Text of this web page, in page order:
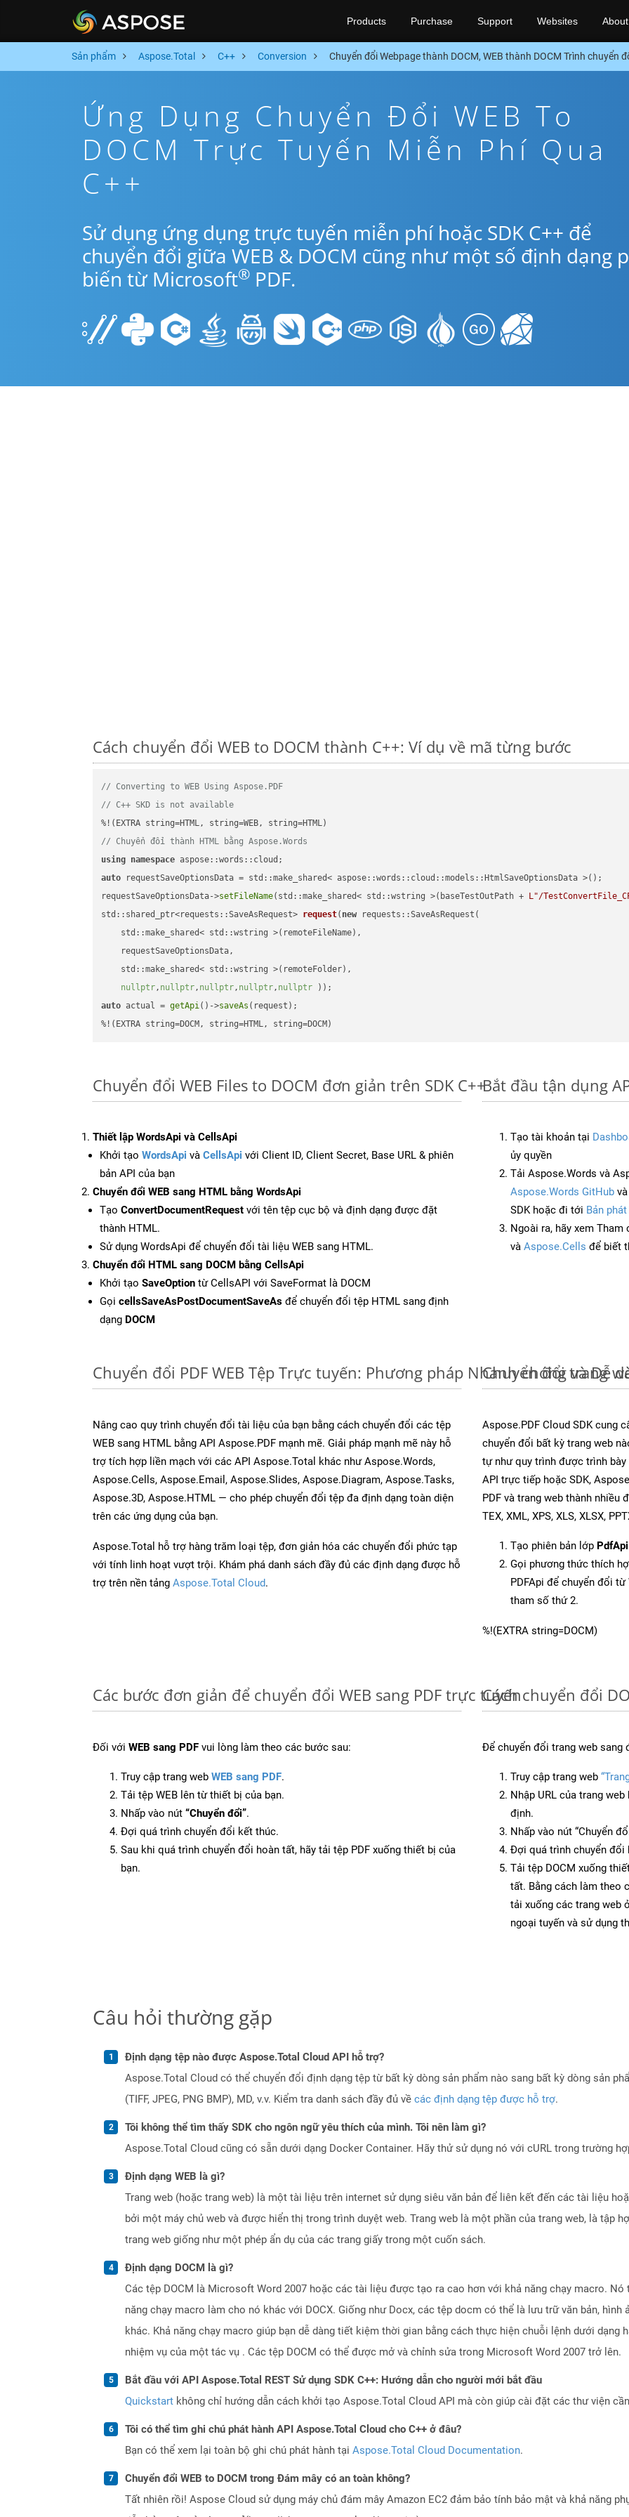
Products Purchase Support Websites About
Sản phẩm Aspose.Total C++ Conversion Chuyển đổi Webpage thành DOCM, WEB thành DOCM Trình chuyển
Ứng Dụng Chuyển Đổi WEB To
DOCM Trực Tuyến Miễn Phí Qua
C++
Sử dụng ứng dụng trực tuyến miễn phí hoặc SDK C++ để
chuyển đổi giữa WEB & DOCM cũng như một số định dạng
biến từ Microsoft® PDF.
Cách chuyển đổi WEB to DOCM thành C++: Ví dụ về mã từng bước
// Converting to WEB Using Aspose.PDF
// C++ SKD is not available
// Chuyển đổi thành HTML bằng Aspose.Words
using namespace
auto requestSaveOptionsData = std::make_shared< aspose::words::cloud::models::HtmlSaveOptionsData >();
requestSaveOptionsData->setFileName(std::make_shared< std::wstring >(baseTestOutPath + L"/
std::shared_ptr<requests::SaveAsRequest> request( new requests::SaveAsRequest(
    std::make_shared< std::wstring >(remoteFileName),
    requestSaveOptionsData,
    std::make_shared< std::wstring >(remoteFolder),
nullptr, nullptr, nullptr, nullptr, nullptr ))
auto actual = getApi()->saveAs (request);
%!(EXTRA string=DOCM, string=HTML, string=DOCM)
Chuyển đổi WEB Files to DOCM đơn giản trên SDK C++
Thiết lập WordsApi và CellsApi
Khởi tạo WordsApi và CellsApi với Client ID, Client Secret, Base URL & phiên
bản API của bạn
Chuyển đổi WEB sang HTML bằng WordsApi
Tạo ConvertDocumentRequest với tên tệp cục bộ và định dạng được đặt
thành HTML.
Sử dụng WordsApi để chuyển đổi tài liệu WEB sang HTML.
Chuyển đổi HTML sang DOCM bằng CellsApi
Khởi tạo SaveOption từ CellsAPI với SaveFormat là DOCM
Gọi cellsSaveAsPostDocumentSaveAs để chuyển đổi tệp HTML sang định
dạng DOCM
Bắt đầu tận dụng
Tạo tài khoản tại
ủy quyền
Tải Aspose.Words và
Aspose.Words GitHub và
SDK hoặc đi tới Bản
Ngoài ra, hãy xem Tham
và Aspose.Cells để biết
Chuyển đổi PDF WEB Tệp Trực tuyến: Phương pháp Nhanh chóng và Dễ
Nâng cao quy trình chuyển đổi tài liệu của bạn bằng cách chuyển đổi các tệp
WEB sang HTML bằng API Aspose.PDF mạnh mẽ. Giải pháp mạnh mẽ này hỗ
trợ tích hợp liền mạch với các API Aspose.Total khác như Aspose.Words,
Aspose.Cells, Aspose.Email, Aspose.Slides, Aspose.Diagram, Aspose.Tasks,
Aspose.3D, Aspose.HTML — cho phép chuyển đổi tệp đa định dạng toàn diện
trên các ứng dụng của bạn.
Aspose.Total hỗ trợ hàng trăm loại tệp, đơn giản hóa các chuyển đổi phức tạp
với tính linh hoạt vượt trội. Khám phá danh sách đầy đủ các định dạng được hỗ
trợ trên nền tảng Aspose.Total Cloud.
Chuyển đổi trang
Aspose.PDF Cloud SDK cung
chuyển đổi bất kỳ trang web
tự như quy trình được trình bày
API trực tiếp hoặc SDK,
PDF và trang web thành nhiều
TEX, XML, XPS, XLS, XLSX,
Tạo phiên bản lớp PdfApi
Gọi phương thức thích
PDFApi để chuyển đổi
tham số thứ 2.
%!(EXTRA string=DOCM)
Các bước đơn giản để chuyển đổi WEB sang PDF trực tuyến
Đối với WEB sang PDF vui lòng làm theo các bước sau:
Truy cập trang web WEB sang PDF.
Tải tệp WEB lên từ thiết bị của bạn.
Nhấp vào nút “Chuyển đổi”.
Đợi quá trình chuyển đổi kết thúc.
Sau khi quá trình chuyển đổi hoàn tất, hãy tải tệp PDF xuống thiết bị của
bạn.
Cách chuyển đổi
Để chuyển đổi trang web sang
Truy cập trang web
Nhập URL của trang
định.
Nhấp vào nút “Chuyển
Đợi quá trình chuyển đổi
Tải tệp DOCM xuống
tất. Bằng cách làm theo
tải xuống các trang web
ngoại tuyến và sử dụng
Câu hỏi thường gặp
Định dạng tệp nào được Aspose.Total Cloud API hỗ trợ?
Aspose.Total Cloud có thể chuyển đổi định dạng tệp từ bất kỳ dòng sản phẩm nào sang bất kỳ dòng sản
(TIFF, JPEG, PNG BMP), MD, v.v. Kiểm tra danh sách đầy đủ về các định dạng tệp được hỗ trợ.
Tôi không thể tìm thấy SDK cho ngôn ngữ yêu thích của mình. Tôi nên làm gì?
Aspose.Total Cloud cũng có sẵn dưới dạng Docker Container. Hãy thử sử dụng nó với cURL trong trường
Định dạng WEB là gì?
Trang web (hoặc trang web) là một tài liệu trên internet sử dụng siêu văn bản để liên kết đến các tài liệu
bởi một máy chủ web và được hiển thị trong trình duyệt web. Trang web là một phần của trang web, là tập
trang web giống như một phép ẩn dụ của các trang giấy trong một cuốn sách.
Định dạng DOCM là gì?
Các tệp DOCM là Microsoft Word 2007 hoặc các tài liệu được tạo ra cao hơn với khả năng chạy macro.
năng chạy macro làm cho nó khác với DOCX. Giống như Docx, các tệp docm có thể là lưu trữ văn bản, hình
khác. Khả năng chạy macro giúp bạn dễ dàng tiết kiệm thời gian bằng cách thực hiện chuỗi lệnh dưới
nhiệm vụ của một tác vụ . Các tệp DOCM có thể được mở và chỉnh sửa trong Microsoft Word 2007 trở lên.
Bắt đầu với API Aspose.Total REST Sử dụng SDK C++: Hướng dẫn cho người mới bắt đầu
Quickstart không chỉ hướng dẫn cách khởi tạo Aspose.Total Cloud API mà còn giúp cài đặt các thư viện
Tôi có thể tìm ghi chú phát hành API Aspose.Total Cloud cho C++ ở đâu?
Bạn có thể xem lại toàn bộ ghi chú phát hành tại Aspose.Total Cloud Documentation.
Chuyển đổi WEB to DOCM trong Đám mây có an toàn không?
Tất nhiên rồi! Aspose Cloud sử dụng máy chủ đám mây Amazon EC2 đảm bảo tính bảo mật và khả năng